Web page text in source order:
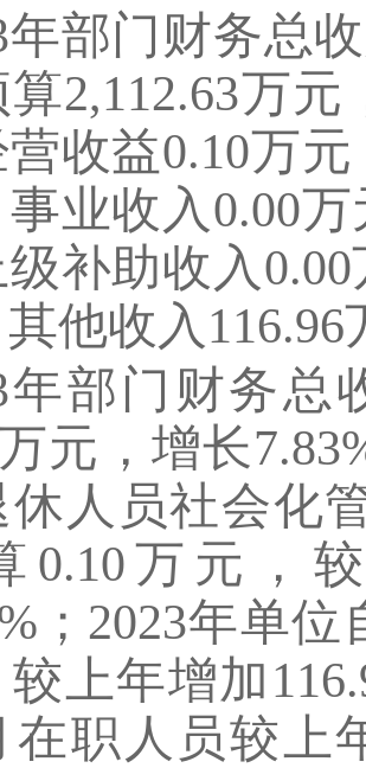
年部门财务总
2,112.63万元
收益0.10万元
业收入 0.00万
补助收入 0.00
他收入 116.96
年部门财务总
元，增长
休人员社会化
0.10万元，
； 2023年单位
上年增加
在职人员较上